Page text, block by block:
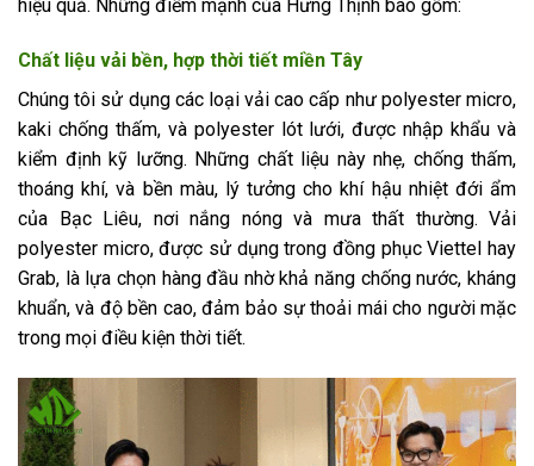
hiệu quả. Những điểm mạnh của Hưng Thịnh bao gồm:
Chất liệu vải bền, hợp thời tiết miền Tây
Chúng tôi sử dụng các loại vải cao cấp như polyester micro,
kaki chống thấm, và polyester lót lưới, được nhập khẩu và
kiểm định kỹ lưỡng. Những chất liệu này nhẹ, chống thấm,
thoáng khí, và bền màu, lý tưởng cho khí hậu nhiệt đới ẩm
của Bạc Liêu, nơi nắng nóng và mưa thất thường. Vải
polyester micro, được sử dụng trong đồng phục Viettel hay
Grab, là lựa chọn hàng đầu nhờ khả năng chống nước, kháng
khuẩn, và độ bền cao, đảm bảo sự thoải mái cho người mặc
trong mọi điều kiện thời tiết.